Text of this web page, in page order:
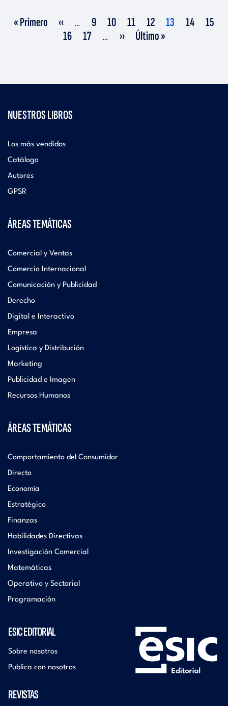
Primera
página
« Primero Página
anterior
‹‹ … Página
9 Página
10 Página
11 Página
12 Página
actual
13 Página
14
15
Página
16 Página
17 … Siguiente
página
›› Última
página
Último »
NUESTROS LIBROS
Los más vendidos
Catálogo
Autores
GPSR
ÁREAS TEMÁTICAS
Comercial y Ventas
Comercio Internacional
Comunicación y Publicidad
Derecho
Digital e Interactivo
Empresa
Logística y Distribución
Marketing
Publicidad e Imagen
Recursos Humanos
ÁREAS TEMÁTICAS
Comportamiento del Consumidor
Directo
Economía
Estratégico
Finanzas
Habilidades Directivas
Investigación Comercial
Matemáticas
Operativo y Sectorial
Programación
ESIC EDITORIAL
Sobre nosotros
Publica con nosotros
REVISTAS